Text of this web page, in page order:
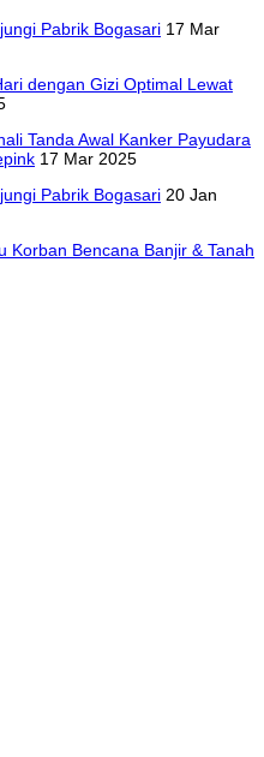
Pabrik Bogasari 17 Mar
dengan Gizi Optimal Lewat
Tanda Awal Kanker Payudara
17 Mar 2025
Pabrik Bogasari 20 Jan
Korban Bencana Banjir & Tanah